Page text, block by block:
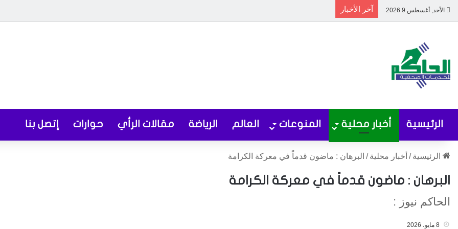
الأحد, أغسطس 9 2026 آخر الأخبار
الرئيسية أخبار محلية المنوعات العالم الرياضة مقالات الرأي حوارات إتصل بنا
الرئيسية / أخبار محلية / البرهان : ماضون قدماً في معركة الكرامة
البرهان : ماضون قدماً في معركة الكرامة
الحاكم نيوز :
8 مايو، 2026